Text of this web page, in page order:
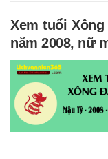
Xem tuổi
năm 2008, nữ